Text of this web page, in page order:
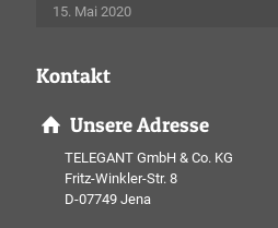
15. Mai 2020
Kontakt
Unsere Adresse
TELEGANT GmbH & Co. KG
Fritz-Winkler-Str. 8
D-07749 Jena